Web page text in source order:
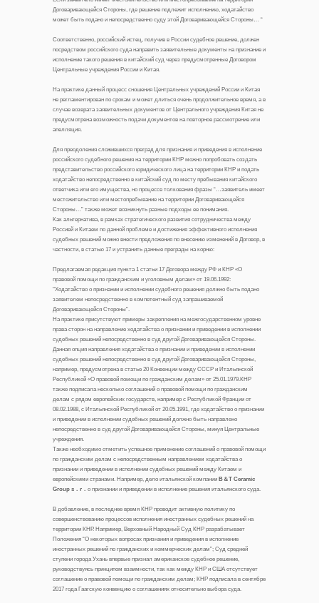
Договаривающейся Стороны, где решение подлежит исполнению, ходатайство
может быть подано и непосредственно суду этой Договаривающейся Стороны… “
Соответственно, российский истец, получив в России судебное решение, должен
посредством российского суда направить заявительные документы на признание и
исполнение такого решения в китайский суд через предусмотренные Договором
Центральные учреждения России и Китая.
На практике данный процесс сношения Центральных учреждений России и Китая
не регламентирован по срокам и может длиться очень продолжительное время, а в
случае возврата заявительных документов от Центрального учреждения Китая не
предусмотрена возможность подачи документов на повторное рассмотрение или
апелляция.
Для преодоления сложившихся преград для признания и приведения в исполнение
российского судебного решения на территории КНР можно попробовать создать
представительство российского юридического лица на территории КНР и подать
ходатайство непосредственно в китайский суд по месту пребывания китайского
ответчика или его имущества, но процессе толкования фразы “…заявитель имеет
местожительство или местопребывание на территории Договаривающейся
Стороны…” также может возникнуть разные подходы ее понимания.
Как альтернатива, в рамках стратегического развития сотрудничества между
Россией и Китаем по данной проблеме и достижения эффективного исполнения
судебных решений можно внести предложения по внесению изменений в Договор, в
частности, в статью 17 и устранить данные преграды на корню:
Предлагаемая редакция пункта 1 статьи 17 Договора между РФ и КНР «О
правовой помощи по гражданским и уголовным делам» от 19.06.1992:
"Ходатайство о признании и исполнении судебного решения должно быть подано
заявителем непосредственно в компетентный суд запрашиваемой
Договаривающейся Стороны”.
На практике присутствуют примеры закрепления на межгосударственном уровне
права сторон на направление ходатайства о признании и приведении в исполнении
судебных решений непосредственно в суд другой Договаривающейся Стороны.
Данная опция направления ходатайства о признании и приведении в исполнении
судебных решений непосредственно в суд другой Договаривающейся Стороны,
например, предусмотрена в статье 20 Конвенции между СССР и Итальянской
Республикой «О правовой помощи по гражданским делам» от 25.01.1979.КНР
также подписала несколько соглашений о правовой помощи по гражданским
делам с рядом европейских государств, например с Республикой Франции от
08.02.1988, с Итальянской Республикой от 20.05.1991, где ходатайство о признании
и приведении в исполнении судебных решений должно быть направлено
непосредственно в суд другой Договаривающейся Стороны, минуя Центральные
учреждения.
Также необходимо отметить успешное применение соглашений о правовой помощи
по гражданским делам с непосредственным направлением ходатайства о
признании и приведении в исполнении судебных решений между Китаем и
европейскими странами. Например, дело итальянской компании B＆T Ceramic
Group s．r． о признании и приведении в исполнение решения итальянского суда.
В добавление, в последнее время КНР проводит активную политику по
совершенствованию процессов исполнения иностранных судебных решений на
территории КНР. Например, Верховный Народный Суд КНР разрабатывает
Положения “О некоторых вопросах признания и приведения в исполнение
иностранных решений по гражданских и коммерческих делам”; Суд средней
ступени города Ухань впервые признал американское судебное решение,
руководствуясь принципом взаимности, так как между КНР и США отсутствует
соглашение о правовой помощи по гражданским делам; КНР подписала в сентябре
2017 года Гаагскую конвенцию о соглашениях относительно выбора суда.